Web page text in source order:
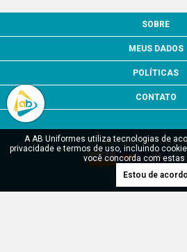
SOBRE
MEUS DADOS
POLÍTICAS
CONTATO
FORMAS DE
A AB Uniformes utiliza tecnologias de
privacidade e termos de uso, incluindo
você concorda com estas
Estou de acordo